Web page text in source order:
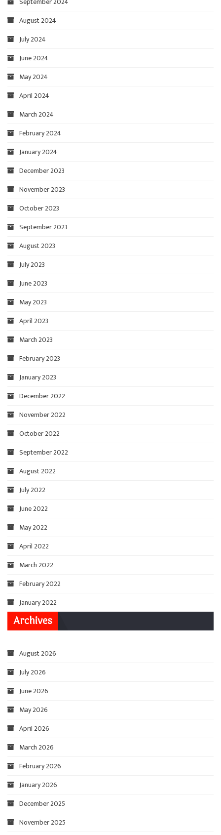
August 2024
July 2024
June 2024
May 2024
April 2024
March 2024
February 2024
January 2024
December 2023
November 2023
October 2023
September 2023
August 2023
July 2023
June 2023
May 2023
April 2023
March 2023
February 2023
January 2023
December 2022
November 2022
October 2022
September 2022
August 2022
July 2022
June 2022
May 2022
April 2022
March 2022
February 2022
January 2022
Archives
August 2026
July 2026
June 2026
May 2026
April 2026
March 2026
February 2026
January 2026
December 2025
November 2025